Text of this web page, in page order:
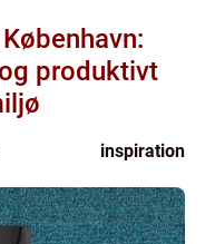
produktivt
inspiration